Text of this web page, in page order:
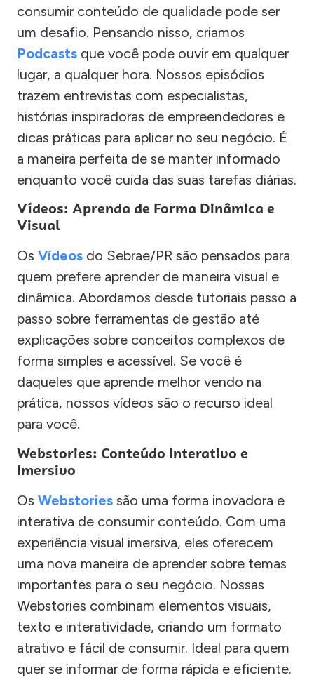
consumir conteúdo de qualidade pode ser
um desafio. Pensando nisso, criamos
Podcasts que você pode ouvir em qualquer
lugar, a qualquer hora. Nossos episódios
trazem entrevistas com especialistas,
histórias inspiradoras de empreendedores e
dicas práticas para aplicar no seu negócio. É
a maneira perfeita de se manter informado
enquanto você cuida das suas tarefas diárias.
Vídeos: Aprenda de Forma Dinâmica e
Visual
Os Vídeos do Sebrae/PR são pensados para
quem prefere aprender de maneira visual e
dinâmica. Abordamos desde tutoriais passo a
passo sobre ferramentas de gestão até
explicações sobre conceitos complexos de
forma simples e acessível. Se você é
daqueles que aprende melhor vendo na
prática, nossos vídeos são o recurso ideal
para você.
Webstories: Conteúdo Interativo e
Imersivo
Os Webstories são uma forma inovadora e
interativa de consumir conteúdo. Com uma
experiência visual imersiva, eles oferecem
uma nova maneira de aprender sobre temas
importantes para o seu negócio. Nossas
Webstories combinam elementos visuais,
texto e interatividade, criando um formato
atrativo e fácil de consumir. Ideal para quem
quer se informar de forma rápida e eficiente.